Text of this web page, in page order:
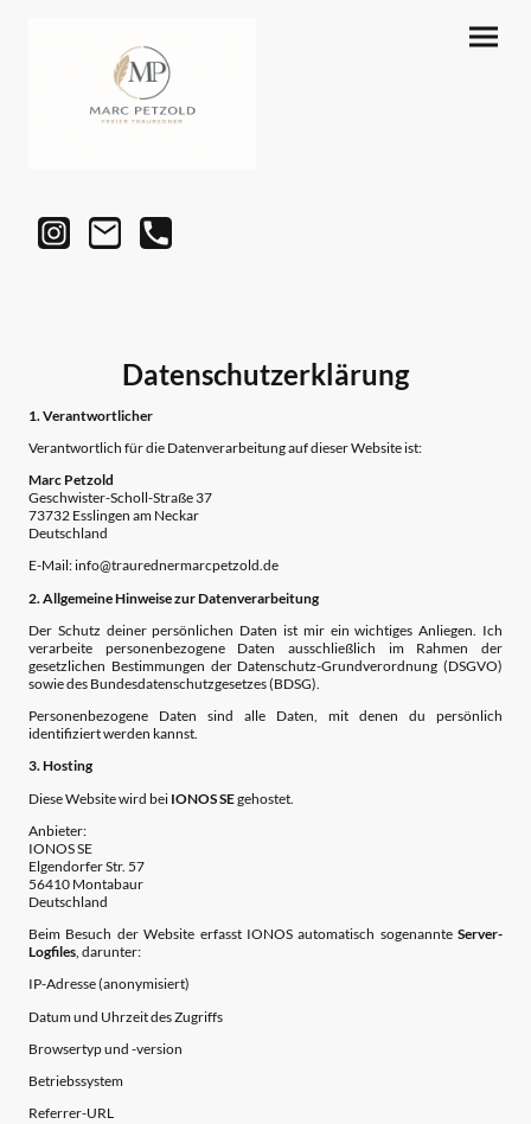
Datenschutzerklärung
1. Verantwortlicher
Verantwortlich für die Datenverarbeitung auf dieser Website ist:
Marc Petzold
Geschwister-Scholl-Straße 37
73732 Esslingen am Neckar
Deutschland
E-Mail: info@traurednermarcpetzold.de
2. Allgemeine Hinweise zur Datenverarbeitung
Der Schutz deiner persönlichen Daten ist mir ein wichtiges Anliegen. Ich
verarbeite personenbezogene Daten ausschließlich im Rahmen der
gesetzlichen Bestimmungen der Datenschutz-Grundverordnung (DSGVO)
sowie des Bundesdatenschutzgesetzes (BDSG).
Personenbezogene Daten sind alle Daten, mit denen du persönlich
identifiziert werden kannst.
3. Hosting
Diese Website wird bei IONOS SEgehostet.
Anbieter:
IONOS SE
Elgendorfer Str. 57
56410 Montabaur
Deutschland
Beim Besuch der Website erfasst IONOS automatisch sogenannte Server-
Logfiles, darunter:
IP-Adresse (anonymisiert)
Datum und Uhrzeit des Zugriffs
Browsertyp und -version
Betriebssystem
Referrer-URL